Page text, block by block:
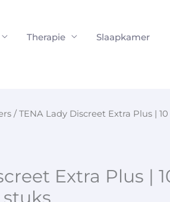
Therapie
Slaapkamer
/ TENA Lady Discreet Extra Plus | 10
Extra Plus |
stuks